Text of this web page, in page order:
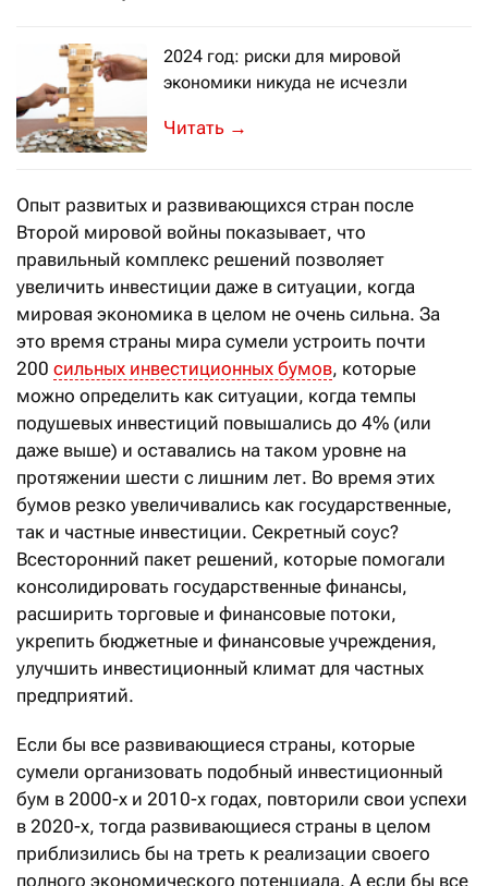
2024 год: риски для мировой
экономики никуда не исчезли
Мировая экономика преподнесла
→
Опыт развитых и развивающихся стран после
Второй мировой войны показывает, что
правильный комплекс решений позволяет
увеличить инвестиции даже в ситуации, когда
мировая экономика в целом не очень сильна. За
это время страны мира сумели устроить почти
200 сильных инвестиционных бумов, которые
можно определить как ситуации, когда темпы
подушевых инвестиций повышались до 4% (или
даже выше) и оставались на таком уровне на
протяжении шести с лишним лет. Во время этих
бумов резко увеличивались как государственные,
так и частные инвестиции. Секретный соус?
Всесторонний пакет решений, которые помогали
консолидировать государственные финансы,
расширить торговые и финансовые потоки,
укрепить бюджетные и финансовые учреждения,
улучшить инвестиционный климат для частных
предприятий.
Если бы все развивающиеся страны, которые
сумели организовать подобный инвестиционный
бум в 2000-х и 2010-х годах, повторили свои успехи
в 2020-х, тогда развивающиеся страны в целом
приблизились бы на треть к реализации своего
полного экономического потенциала. А если бы все